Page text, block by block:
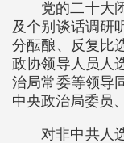
党的二十大
及个别谈话调研
分酝酿、反复比
政协领导人员人
治局常委等领导
中央政治局委员
对非中共人